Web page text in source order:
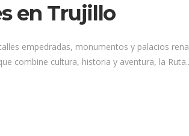
en Trujillo
empedradas, monumentos y palacios
combine cultura, historia y aventura, la